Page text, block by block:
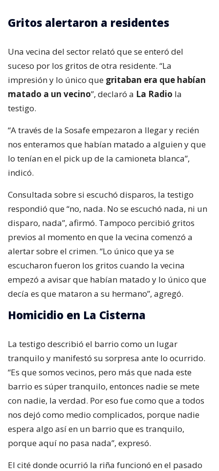
Gritos alertaron a residentes
Una vecina del sector relató que se enteró del
suceso por los gritos de otra residente. “La
impresión y lo único que gritaban era que habían
matado a un vecino”, declaró a La Radio la
testigo.
“A través de la Sosafe empezaron a llegar y recién
nos enteramos que habían matado a alguien y que
lo tenían en el pick up de la camioneta blanca”,
indicó.
Consultada sobre si escuchó disparos, la testigo
respondió que “no, nada. No se escuchó nada, ni un
disparo, nada”, afirmó. Tampoco percibió gritos
previos al momento en que la vecina comenzó a
alertar sobre el crimen. “Lo único que ya se
escucharon fueron los gritos cuando la vecina
empezó a avisar que habían matado y lo único que
decía es que mataron a su hermano”, agregó.
Homicidio en La Cisterna
La testigo describió el barrio como un lugar
tranquilo y manifestó su sorpresa ante lo ocurrido.
“Es que somos vecinos, pero más que nada este
barrio es súper tranquilo, entonces nadie se mete
con nadie, la verdad. Por eso fue como que a todos
nos dejó como medio complicados, porque nadie
espera algo así en un barrio que es tranquilo,
porque aquí no pasa nada”, expresó.
El cité donde ocurrió la riña funcionó en el pasado